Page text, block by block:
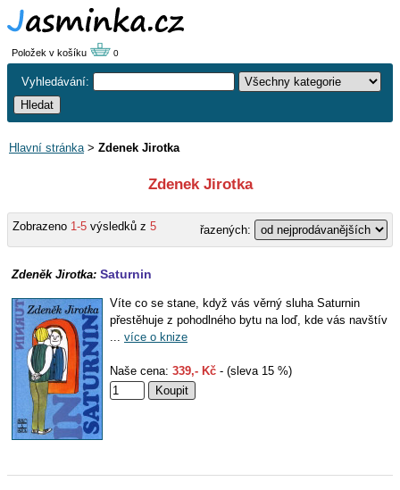
Položek v košíku 0
Vyhledávání:
Hlavní stránka> Zdenek Jirotka
Zdenek Jirotka
Zobrazeno 1-5 výsledků z 5 řazených:
Zdeněk Jirotka: Saturnin
Víte co se stane, když vás věrný sluha Saturnin
přestěhuje z pohodlného bytu na loď, kde vás navštív
... více o knize
Naše cena: 339,- Kč - (sleva 15 %)